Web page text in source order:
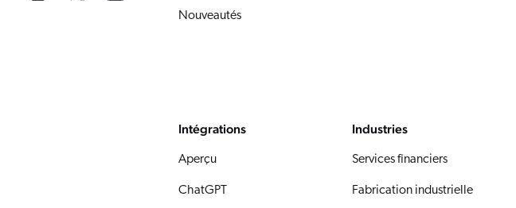
Nouveautés
Intégrations
Aperçu
ChatGPT
Industries
Services financiers
Fabrication industrielle